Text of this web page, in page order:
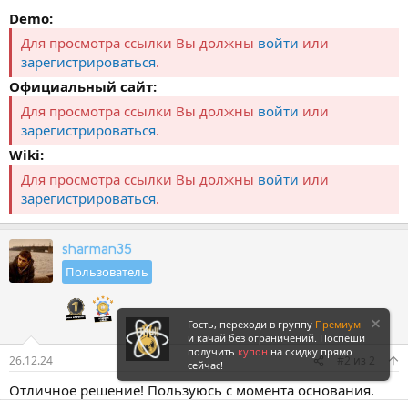
Demo:
Для просмотра ссылки Вы должны войти или
зарегистрироваться.
Официальный сайт:
Для просмотра ссылки Вы должны войти или
зарегистрироваться.
Wiki:
Для просмотра ссылки Вы должны войти или
зарегистрироваться.
sharman35
Пользователь
26.12.24 #2 из 2
Отличное решение! Пользуюсь с момента основания.
Гость, переходи в группу Премиум
и качай без ограничений. Поспеши
получить купон на скидку прямо
сейчас!